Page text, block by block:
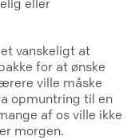
vanskeligt at
for at ønske
ville måske
opmuntring til en
af os ville ikke
morgen.